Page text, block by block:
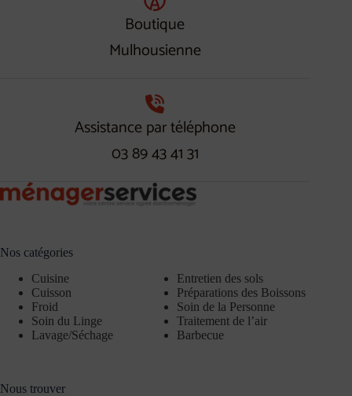
Boutique
Mulhousienne
Assistance par téléphone
03 89 43 41 31
Nos catégories
Cuisine
Cuisson
Froid
Soin du Linge
Lavage/Séchage
Entretien des sols
Préparations des Boissons
Soin de la Personne
Traitement de l’air
Barbecue
Nous trouver